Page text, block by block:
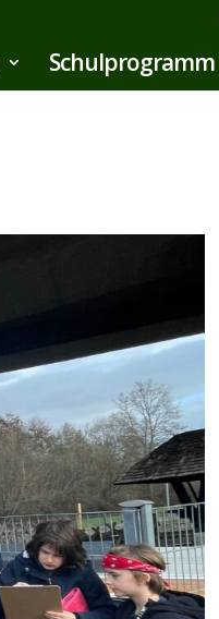
Schulprogramm